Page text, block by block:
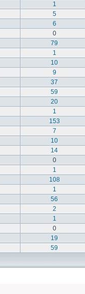
1
5
6
0
79
1
10
9
37
59
20
1
153
7
10
14
0
1
108
1
56
2
1
0
19
59